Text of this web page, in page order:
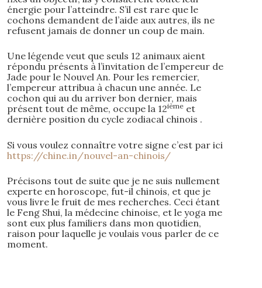
énergie pour l’atteindre. S’il est rare que le
cochons demandent de l’aide aux autres, ils ne
refusent jamais de donner un coup de main.
Une légende veut que seuls 12 animaux aient
répondu présents à l’invitation de l’empereur de
Jade pour le Nouvel An. Pour les remercier,
l’empereur attribua à chacun une année. Le
cochon qui au du arriver bon dernier, mais
présent tout de même, occupe la 12ième et
dernière position du cycle zodiacal chinois .
Si vous voulez connaître votre signe c’est par ici
https://chine.in/nouvel-an-chinois/
Précisons tout de suite que je ne suis nullement
experte en horoscope, fut-il chinois, et que je
vous livre le fruit de mes recherches. Ceci étant
le Feng Shui, la médecine chinoise, et le yoga me
sont eux plus familiers dans mon quotidien,
raison pour laquelle je voulais vous parler de ce
moment.